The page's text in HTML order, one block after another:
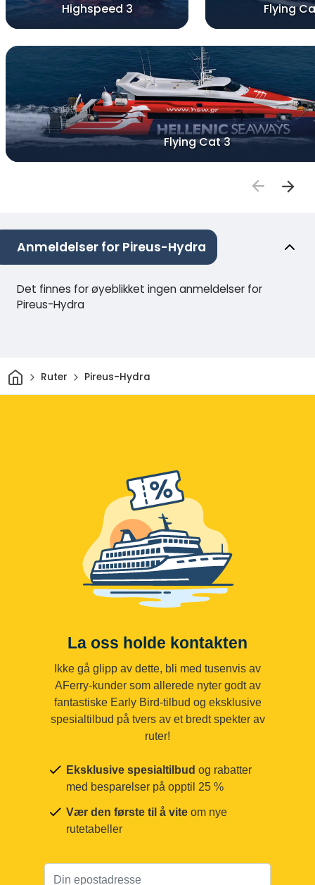
Highspeed 3 Flying
Flying Cat 3
Anmeldelser for Pireus-Hydra
Det finnes for øyeblikket ingen anmeldelser for
Pireus-Hydra
HjemRuter Pireus-Hydra
La oss holde kontakten
Ikke gå glipp av dette, bli med tusenvis av
AFerry-kunder som allerede nyter godt av
fantastiske Early Bird-tilbud og eksklusive
spesialtilbud på tvers av et bredt spekter av
ruter!
Eksklusive spesialtilbud og rabatter
med besparelser på opptil 25 %
Vær den første til å vite om nye
rutetabeller